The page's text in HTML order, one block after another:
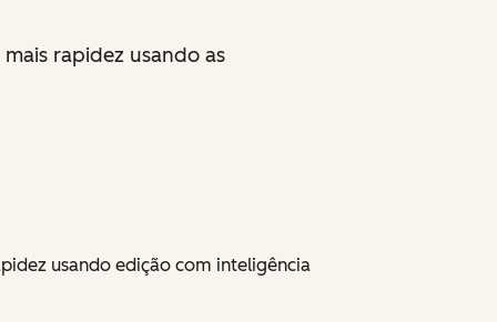
rapidez usando as
usando edição com inteligência